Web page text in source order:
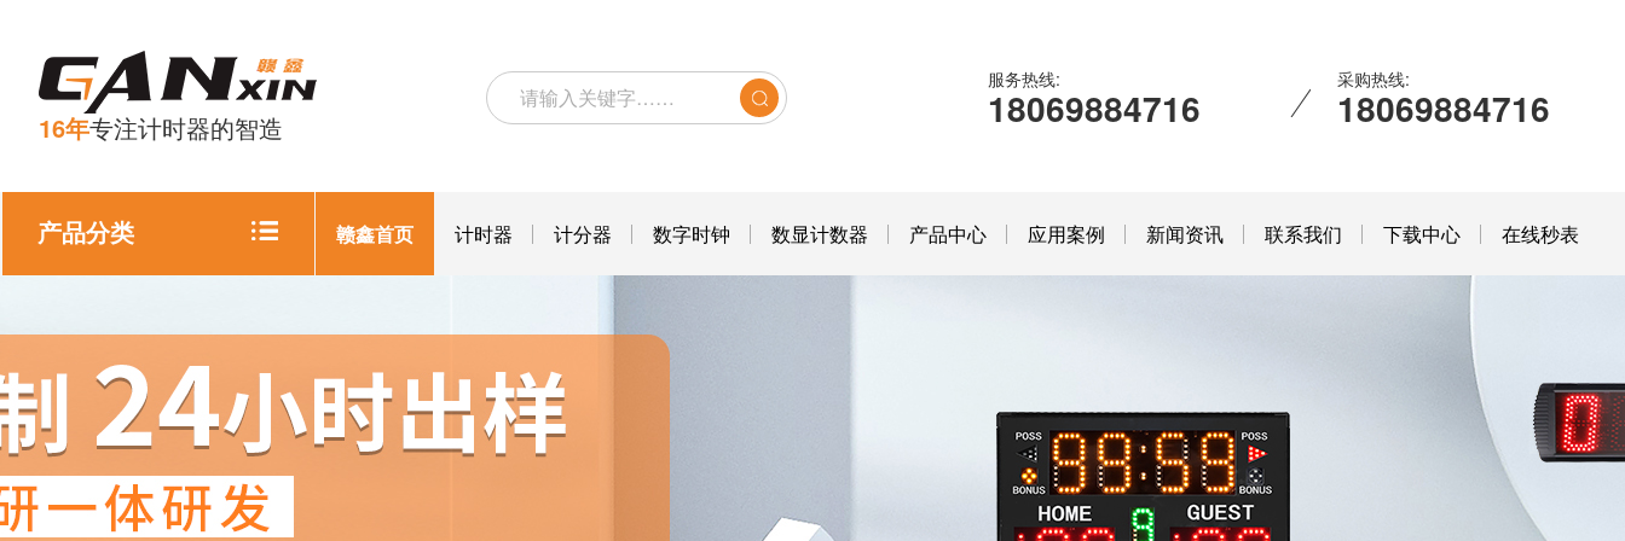
16年专注计时器的智造
服务热线:
18069884716
采购热线:
18069884716
产品分类 赣鑫首页 计时器 计分器 数字时钟 数显计数器 产品中心 应用案例 新闻资讯 联系我们 下载中心 在线秒表